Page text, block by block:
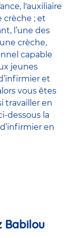
, l'auxiliaire
crèche ; et
l’une des
crèche,
capable
jeunes
et
vous êtes
travailler en
dessous la
en
Babilou